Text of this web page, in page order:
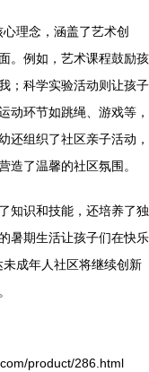
理念，涵盖了艺术创
。例如，艺术课程鼓励孩
；科学实验活动则让孩子
动环节如跳绳、游戏等，
还组织了社区亲子活动，
造了温馨的社区氛围。
知识和技能，还培养了独
暑期生活让孩子们在快乐
未成年人社区将继续创新
product/286.html